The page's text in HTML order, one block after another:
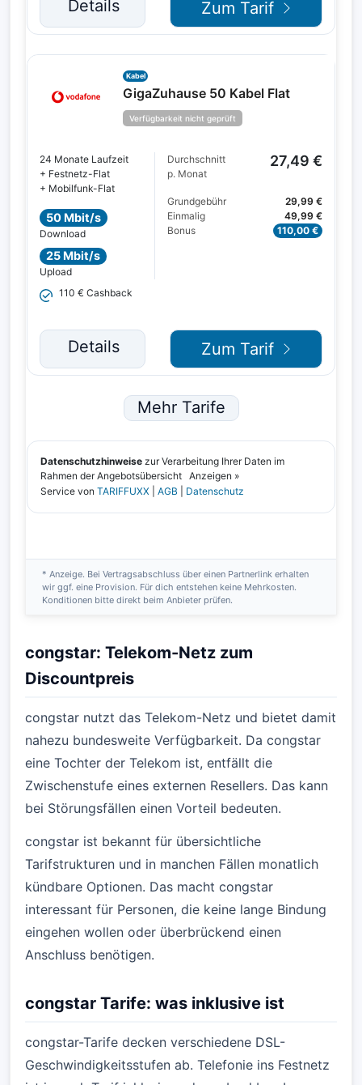
* Anzeige. Bei Vertragsabschluss über einen Partnerlink erhalten
wir ggf. eine Provision. Für dich entstehen keine Mehrkosten.
Konditionen bitte direkt beim Anbieter prüfen.
congstar: Telekom-Netz zum
Discountpreis
congstar nutzt das Telekom-Netz und bietet damit
nahezu bundesweite Verfügbarkeit. Da congstar
eine Tochter der Telekom ist, entfällt die
Zwischenstufe eines externen Resellers. Das kann
bei Störungsfällen einen Vorteil bedeuten.
congstar ist bekannt für übersichtliche
Tarifstrukturen und in manchen Fällen monatlich
kündbare Optionen. Das macht congstar
interessant für Personen, die keine lange Bindung
eingehen wollen oder überbrückend einen
Anschluss benötigen.
congstar Tarife: was inklusive ist
congstar-Tarife decken verschiedene DSL-
Geschwindigkeitsstufen ab. Telefonie ins Festnetz